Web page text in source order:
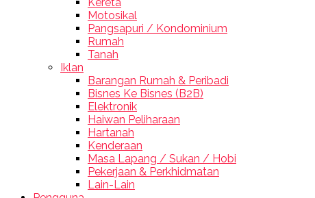
Motosikal
Pangsapuri / Kondominium
Rumah
Tanah
Iklan
Barangan Rumah & Peribadi
Bisnes Ke Bisnes (B2B)
Elektronik
Haiwan Peliharaan
Hartanah
Kenderaan
Masa Lapang / Sukan / Hobi
Pekerjaan & Perkhidmatan
Lain-Lain